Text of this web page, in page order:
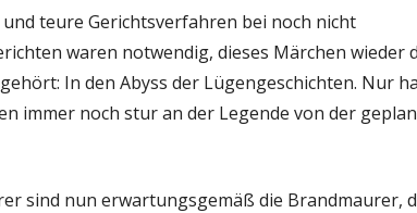
teure Gerichtsverfahren bei noch nicht
waren notwendig, dieses Märchen wieder
In den Abyss der Lügengeschichten. Nur
immer noch stur an der Legende von der
sind nun erwartungsgemäß die Brandmaurer,